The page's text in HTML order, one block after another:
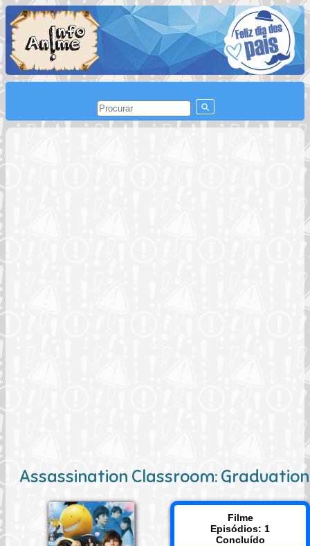
Assassination Classroom: Graduation
Filme
Episódios: 1
Concluído